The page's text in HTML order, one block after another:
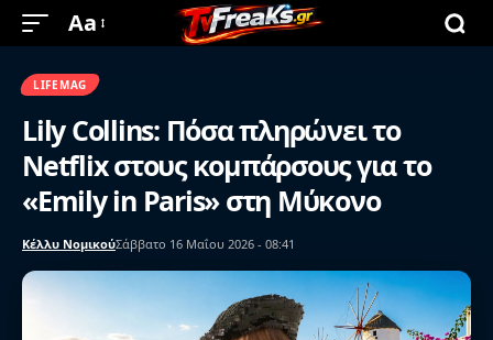
Aa
LIFEMAG
Lily Collins: Πόσα πληρώνει το
Netflix στους κομπάρσους για το
«Emily in Paris» στη Μύκονο
Κέλλυ ΝομικούΣάββατο 16 Μαΐου 2026 - 08:41